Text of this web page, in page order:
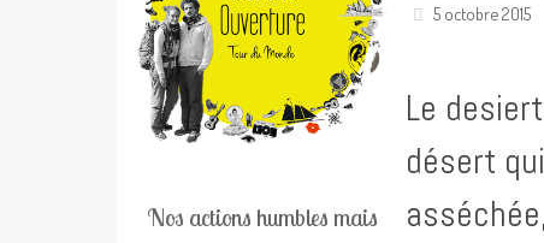
5 octobre 2015
Le
désert
Nos actions humbles mais